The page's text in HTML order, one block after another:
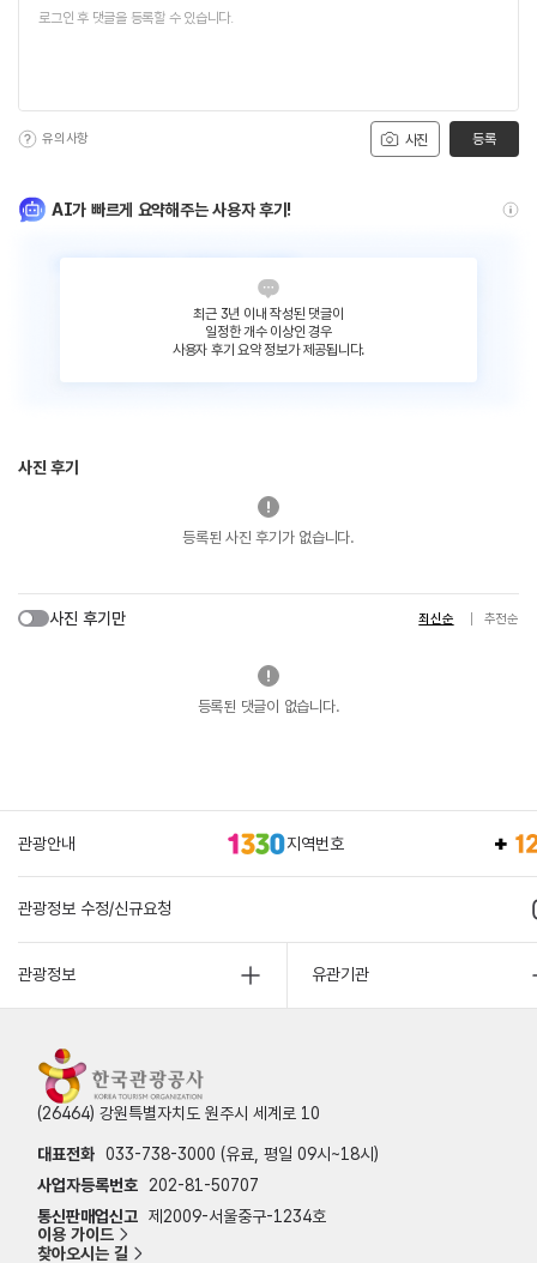
사진
유의사항 등록
AI가 빠르게 요약해주는 사용자 후기!
최근 3년 이내 작성된 댓글이
일정한 개수 이상인 경우
사용자 후기 요약 정보가 제공됩니다.
사진 후기
등록된 사진 후기가 없습니다.
사진 후기만 최신순 추천순
등록된 댓글이 없습니다.
관광안내 지역번호
관광정보 수정/신규요청
관광정보 유관기관
(26464) 강원특별자치도 원주시 세계로 10
대표전화 033-738-3000 (유료, 평일 09시~18시)
사업자등록번호
202-81-50707
통신판매업신고 제2009-서울중구-1234호
이용 가이드
찾아오시는 길